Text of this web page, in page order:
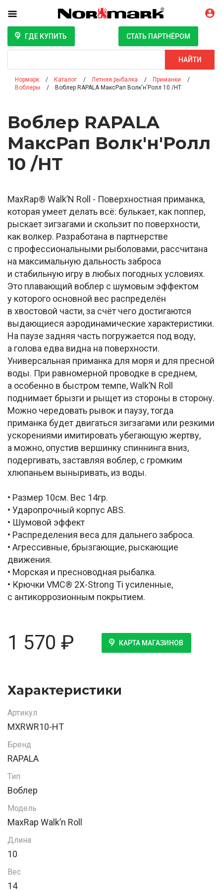
ГДЕ КУПИТЬ СТАТЬ ПАРТНЁРОМ
НАЙТИ
Нормарк Каталог Летняя рыбалка
Приманки
Воблеры
Воблер RAPALA МаксРап Волк'н'Ролл 10 /HT
Воблер RAPALA
МаксРап Волк'н'Ролл
10 /HT
MaxRap® Walk’N Roll - Поверхностная приманка,
которая умеет делать всё: булькает, как поппер,
рыскает зигзагами и скользит по поверхности,
как волкер. Разработана в партнерстве
с профессиональными рыболовами, рассчитана
на максимальную дальность заброса
и стабильную игру в любых погодных условиях.
Это плавающий воблер с шумовым эффектом
у которого основной вес распределён
в хвостовой части, за счёт чего достигаются
выдающиеся аэродинамические характеристики.
На паузе задняя часть погружается под воду,
а голова едва видна на поверхности.
Универсальная приманка для моря и для пресной
воды. При равномерной проводке в среднем,
а особенно в быстром темпе, Walk’N Roll
поднимает брызги и рыщет из стороны в сторону.
Можно чередовать рывок и паузу, тогда
приманка будет двигаться зигзагами или резкими
ускорениями имитировать убегающую жертву,
а можно, опустив вершинку спиннинга вниз,
подергивать, заставляя воблер, с громким
хлюпаньем выныривать, из воды.
• Размер 10см. Вес 14гр.
• Ударопрочный корпус ABS.
• Шумовой эффект
• Распределения веса для дальнего заброса.
• Агрессивные, брызгающие, рыскающие
движения.
• Морская и пресноводная рыбалка.
• Крючки VMC® 2X-Strong Ti усиленные,
с антикоррозионным покрытием.
1 570 ₽ КАРТА МАГАЗИНОВ
Характеристики
Артикул
MXRWR10-HT
Бренд
RAPALA
Тип
Воблер
Модель
MaxRap Walk’n Roll
Длина
10
Вес
14